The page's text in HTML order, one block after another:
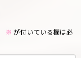
※ が付いている欄は必